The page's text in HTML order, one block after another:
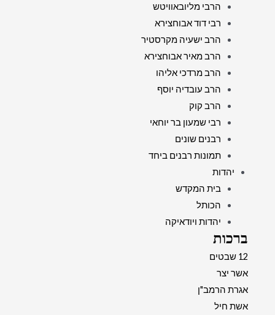
הרבי מליובאוויטש
רבי דוד אבוחצירא
הרב ישעיה מקרסטיר
הרב מאיר אבוחצירא
הרב מרדכי אליהו
הרב עובדיה יוסף
הרב קוק
רבי שמעון בר יוחאי
רבנים שונים
תמונות רבנים ביחד
יהדות
בית המקדש
הכותל
יהדות ויודאיקה
ברכות
12 שבטים
אשר יצר
אגרת הרמב"ן
אשת חיל